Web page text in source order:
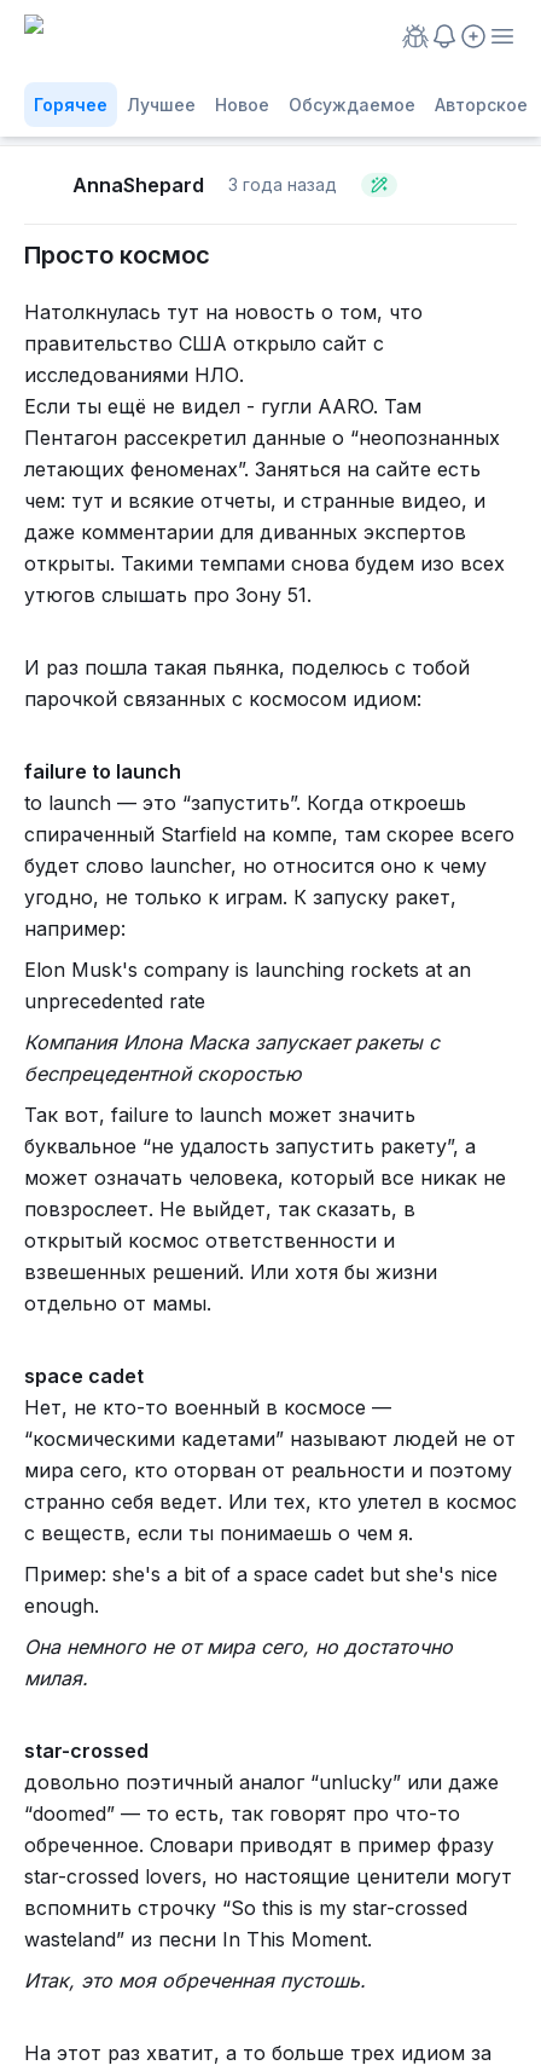
Горячее Лучшее Новое Обсуждаемое Авторское
AnnaShepard 3 года назад
Просто космос
Натолкнулась тут на новость о том, что
правительство США открыло сайт с
исследованиями НЛО.
Если ты ещё не видел - гугли AARO. Там
Пентагон рассекретил данные о “неопознанных
летающих феноменах”. Заняться на сайте есть
чем: тут и всякие отчеты, и странные видео, и
даже комментарии для диванных экспертов
открыты. Такими темпами снова будем изо всех
утюгов слышать про Зону 51.
И раз пошла такая пьянка, поделюсь с тобой
парочкой связанных с космосом идиом:
failure to launch
to launch — это “запустить”. Когда откроешь
спираченный Starfield на компе, там скорее всего
будет слово launcher, но относится оно к чему
угодно, не только к играм. К запуску ракет,
например:
Elon Musk's company is launching rockets at an
unprecedented rate
Компания Илона Маска запускает ракеты с
беспрецедентной скоростью
Так вот, failure to launch может значить
буквальное “не удалость запустить ракету”, а
может означать человека, который все никак не
повзрослеет. Не выйдет, так сказать, в
открытый космос ответственности и
взвешенных решений. Или хотя бы жизни
отдельно от мамы.
space cadet
Нет, не кто-то военный в космосе —
“космическими кадетами” называют людей не от
мира сего, кто оторван от реальности и поэтому
странно себя ведет. Или тех, кто улетел в космос
с веществ, если ты понимаешь о чем я.
Пример: she's a bit of a space cadet but she's nice
enough.
Она немного не от мира сего, но достаточно
милая.
star-crossed
довольно поэтичный аналог “unlucky” или даже
“doomed” — то есть, так говорят про что-то
обреченное. Словари приводят в пример фразу
star-crossed lovers, но настоящие ценители могут
вспомнить строчку “So this is my star-crossed
wasteland” из песни In This Moment.
Итак, это моя обреченная пустошь.
На этот раз хватит, а то больше трех идиом за